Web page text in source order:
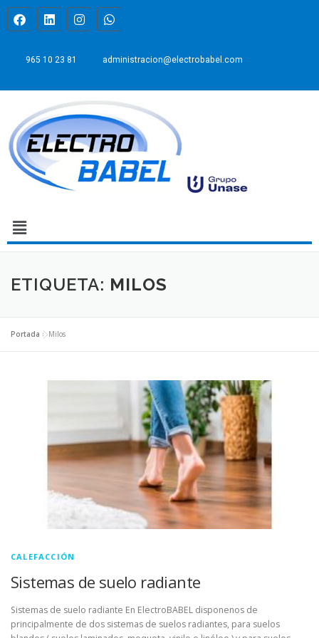
965 10 23 81 administracion@electrobabel.com
ETIQUETA: MILOS
Portada »Milos
CALEFACCIÓN
Sistemas de suelo radiante
Sistemas de suelo radiante En ElectroBABEL disponenos de
principalmente de dos sistemas de suelos radiantes, para suelos